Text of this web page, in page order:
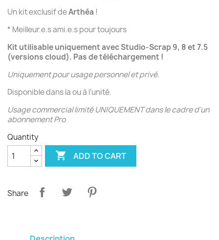
Un kit exclusif deArthéa !
* Meilleur.e.s ami.e.s pour toujours
Kit utilisable uniquement avec Studio-Scrap 9, 8 et 7.5
(versions cloud). Pas de téléchargement !
Uniquement pour usage personnel et privé.
Disponible dans la ou à l'unité.
Usage commercial limité UNIQUEMENT dans le cadre d'un
abonnement Pro
Quantity
 ADD TO CART
Share